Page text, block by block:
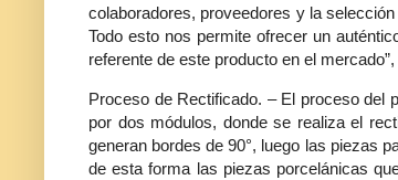
colaboradores, proveedores y la
Todo esto nos permite ofrecer un
referente de este producto en el
Proceso de Rectificado. – El proceso del
por dos módulos, donde se realiza el
generan bordes de 90°, luego las piezas
de esta forma las piezas porcelánicas